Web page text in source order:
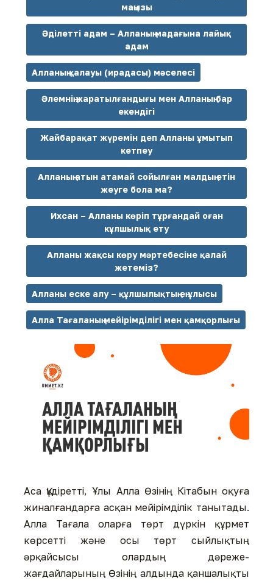
маңызы
Әділетті адам – Алланың мадағына лайық
адам
Алланың қалауы (ирадасы) мәселесі
Әлемнің жаратылғандығы мен Алланың бар
екендігі
Жайбарақат жүремін деп Алланы ұмытып
кетпеу
Алланың атын атамай сойылған малдың етін
жеуге бола ма?
Ихсан – Алланы көріп тұр­ғандай оған
кұлшылық ету
Алланы жақсы көру мәртебесіне қалай
жетеміз?
Алланы еске алу – құлшылықтың ең ұлысы
Алла Тағаланың мейірімділігі мен қамқорлығы
Аса Құдіретті, Ұлы Алла Өзінің Кітабын оқуға
жиналғандарға асқан мейірімділік танытады.
Алла Тағала оларға төрт дүркін құрмет
көрсетті және осы төрт сыйлықтың
әрқайсысы олардың дәреже-
жағдайларының Өзінің алдында қаншалықты